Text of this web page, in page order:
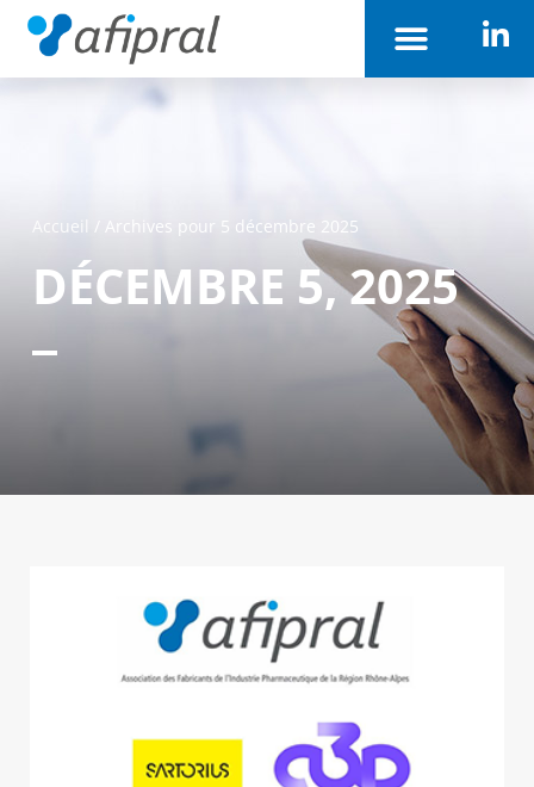
Accueil / Archives pour 5 décembre 2025
DÉCEMBRE 5, 2025